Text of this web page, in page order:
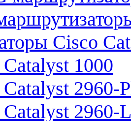
Cisco
1000
2960-
2960-L